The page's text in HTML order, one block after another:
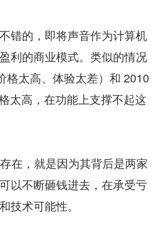
错的，即将声音作为计算机
利的商业模式。类似的情况
格太高、体验太差）和 2010
太高，在功能上支撑不起这
在，就是因为其背后是两家
以不断砸钱进去，在承受亏
技术可能性。